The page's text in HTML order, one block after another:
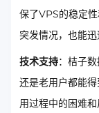
保了VPS的稳定
突发情况，也能迅
技术支持：桔子
还是老用户都能
用过程中的困难和